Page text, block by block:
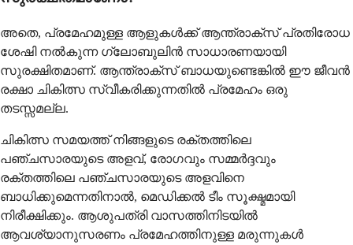
അതെ, പ്രമേഹമുള്ള ആളുകൾക്ക് ആന്ത്രാക്സ് പ്രതിരോധ
ശേഷി നൽകുന്ന ഗ്ലോബുലിൻ സാധാരണയായി
സുരക്ഷിതമാണ്. ആന്ത്രാക്സ് ബാധയുണ്ടെങ്കിൽ ഈ ജീവൻ
രക്ഷാ ചികിത്സ സ്വീകരിക്കുന്നതിൽ പ്രമേഹം ഒരു
തടസ്സമല്ല.
ചികിത്സ സമയത്ത് നിങ്ങളുടെ രക്തത്തിലെ
പഞ്ചസാരയുടെ അളവ്, രോഗവും സമ്മർദ്ദവും
രക്തത്തിലെ പഞ്ചസാരയുടെ അളവിനെ
ബാധിക്കുമെന്നതിനാൽ, മെഡിക്കൽ ടീം സൂക്ഷ്മമായി
നിരീക്ഷിക്കും. ആശുപത്രി വാസത്തിനിടയിൽ
ആവശ്യാനുസരണം പ്രമേഹത്തിനുള്ള മരുന്നുകൾ